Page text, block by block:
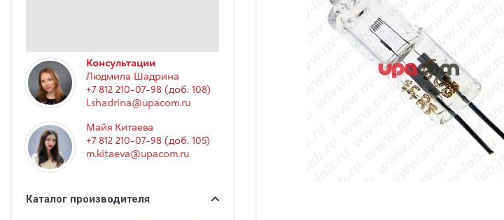
Эндоскопия
Функциональная диагностика
Урология
Дезинфекция и стерилизация
Консультации
Людмила Шадрина
+7 812 210-07-98 (доб. 108)
l.shadrina@upacom.ru
Майя Китаева
+7 812 210-07-98 (доб. 105)
m.kitaeva@upacom.ru
Каталог производителя